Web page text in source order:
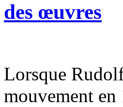
des œuvres
Lorsque
mouvement